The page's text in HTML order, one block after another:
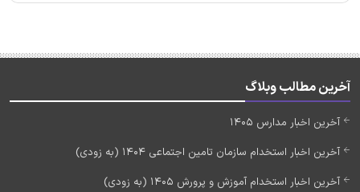
آخرین مطالب وبلاگ
آخرین اخبار مدارس 1405
آخرین اخبار استخدام سازمان تامین اجتماعی 1404 (به زودی)
آخرین اخبار استخدام آموزش و پرورش 1405 (به زودی)